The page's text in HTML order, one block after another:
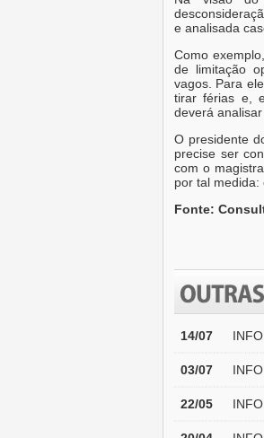
e analisada
Como
de limitação
vagos. Para
tirar férias e,
deverá
O presidente
precise ser
com o
por tal
Fonte:
14/07
03/07
22/05